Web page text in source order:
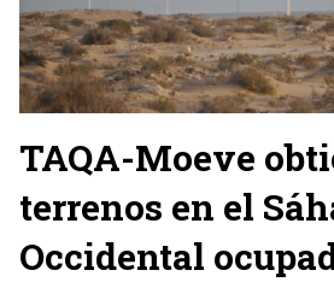
TAQA-Moeve
terrenos en el
Occidental